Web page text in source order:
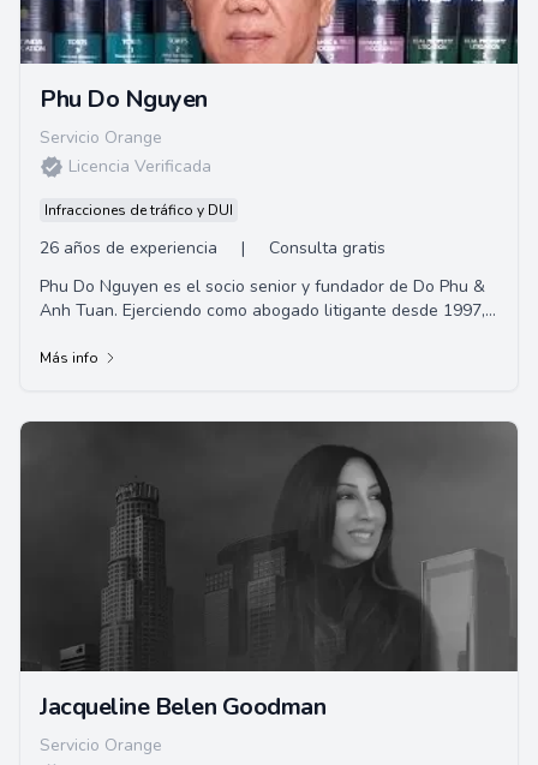
Phu Do Nguyen
Servicio Orange
Licencia Verificada
Infracciones de tráfico y DUI
26 años de experiencia |
Consulta gratis
Phu Do Nguyen es el socio senior y fundador de Do Phu &
Anh Tuan. Ejerciendo como abogado litigante desde 1997,
Más info
Jacqueline Belen Goodman
Servicio Orange